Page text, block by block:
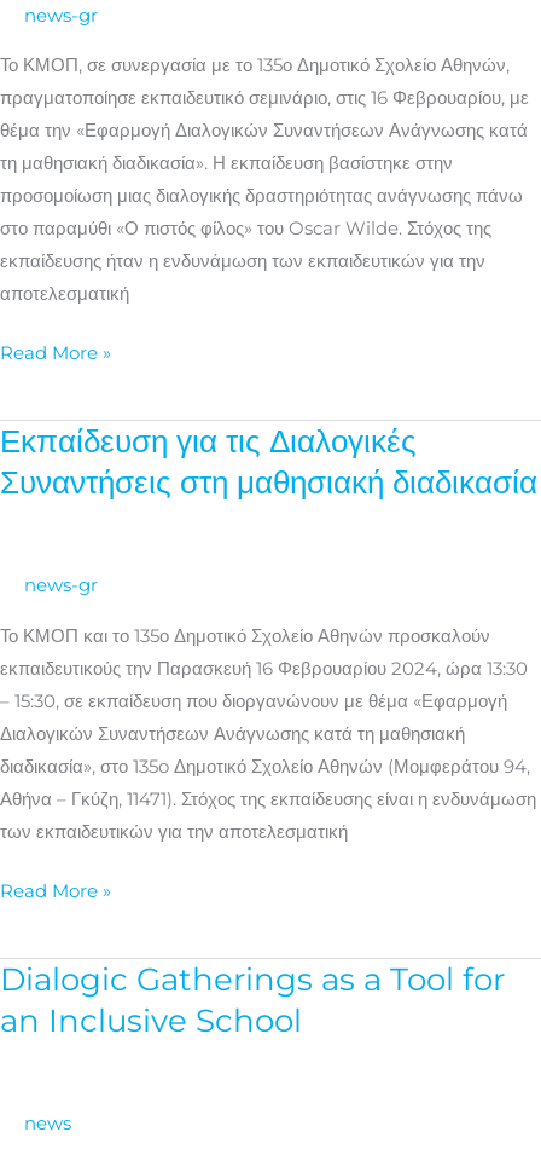
news-gr
Το ΚΜΟΠ, σε συνεργασία με το 135ο Δημοτικό Σχολείο Αθηνών,
πραγματοποίησε εκπαιδευτικό σεμινάριο, στις 16 Φεβρουαρίου, με
θέμα την «Εφαρμογή Διαλογικών Συναντήσεων Ανάγνωσης κατά
τη μαθησιακή διαδικασία». Η εκπαίδευση βασίστηκε στην
προσομοίωση μιας διαλογικής δραστηριότητας ανάγνωσης πάνω
στο παραμύθι «Ο πιστός φίλος» του Oscar Wilde. Στόχος της
εκπαίδευσης ήταν η ενδυνάμωση των εκπαιδευτικών για την
αποτελεσματική
κατά
Read More »
Εκπαίδευση για τις Διαλογικές
Συναντήσεις στη μαθησιακή διαδικασία
news-gr
Το ΚΜΟΠ και το 135ο Δημοτικό Σχολείο Αθηνών προσκαλούν
εκπαιδευτικούς την Παρασκευή 16 Φεβρουαρίου 2024, ώρα 13:30
– 15:30, σε εκπαίδευση που διοργανώνουν με θέμα «Εφαρμογή
Διαλογικών Συναντήσεων Ανάγνωσης κατά τη μαθησιακή
διαδικασία», στο 135o Δημοτικό Σχολείο Αθηνών (Μομφεράτου 94,
Αθήνα – Γκύζη, 11471). Στόχος της εκπαίδευσης είναι η ενδυνάμωση
των εκπαιδευτικών για την αποτελεσματική
Εκπαίδευση
για
τις
στη
μαθησιακή
διαδικασία
Read More »
Dialogic Gatherings as a Tool for
an Inclusive School
news
Dialogic
Gatherings
as